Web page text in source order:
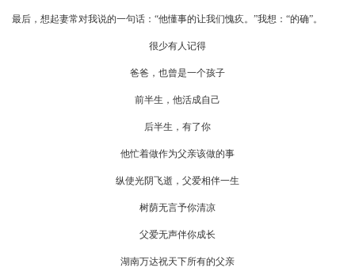
最后，想起妻常对我说的一句话：“他懂事的让我们愧疚。”我想：“的确”。
很少有人记得
爸爸，也曾是一个孩子
前半生，他活成自己
后半生，有了你
他忙着做作为父亲该做的事
纵使光阴飞逝，父爱相伴一生
树荫无言予你清凉
父爱无声伴你成长
湖南万达祝天下所有的父亲